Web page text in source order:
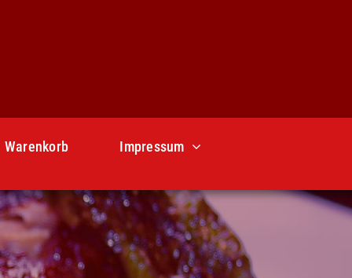
Warenkorb Impressum